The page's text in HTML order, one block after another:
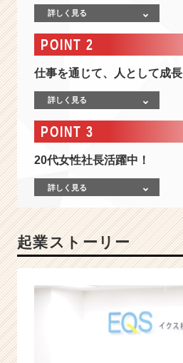
長!
プ
ロ
ビ
ジ
ス
ン
集
業
ま
せ
詳しく見る
POINT 2
仕事を通じて、人として成長
詳しく見る
POINT 3
20代女性社長活躍中！
詳しく見る
起業ストーリー